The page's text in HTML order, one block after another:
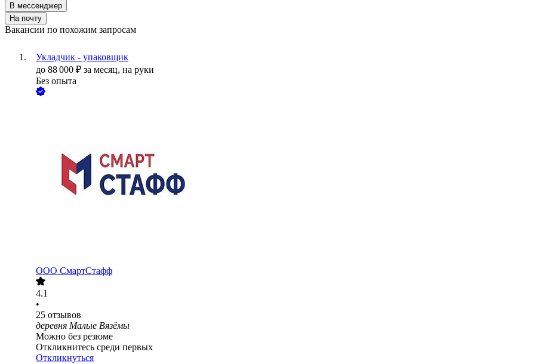
В мессенджер
На почту
Вакансии по похожим запросам
Укладчик - упаковщик
до 88 000 ₽ за месяц, на руки
Без опыта
ООО СмартСтафф
4.1
•
25 отзывов
деревня Малые Вязёмы
Можно без резюме
Откликнитесь среди первых
Откликнуться